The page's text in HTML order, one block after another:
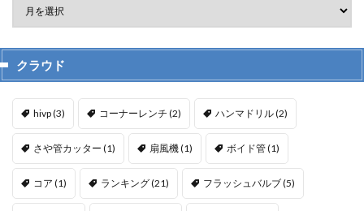
クラウド
hivp(3) コーナーレンチ (2) ハンマドリル(2)
さや管カッター (1) 扇風機(1) ボイド管(1)
コア (1) ランキング(21) フラッシュバルブ(5)